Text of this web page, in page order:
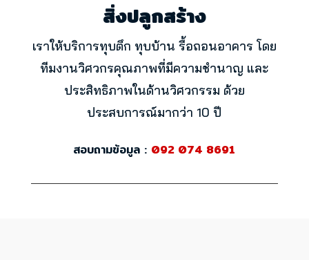
สิ่งปลูกสร้าง
เราให้บริการทุบตึก ทุบบ้าน รื้อถอนอาคาร โดย
ทีมงานวิศวกรคุณภาพที่มีความชำนาญ และ
ประสิทธิภาพในด้านวิศวกรรม ด้วย
ประสบการณ์มากว่า 10 ปี
สอบถามข้อมูล : 092 074 8691